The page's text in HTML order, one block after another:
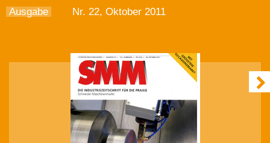
Ausgabe
Nr. 22, Oktober 2011